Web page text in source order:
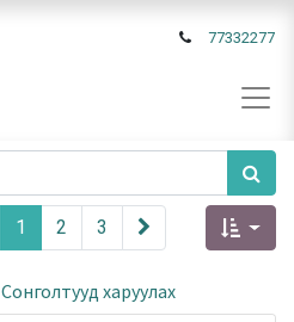
77332277
1 2 3
Сонголтууд харуулах